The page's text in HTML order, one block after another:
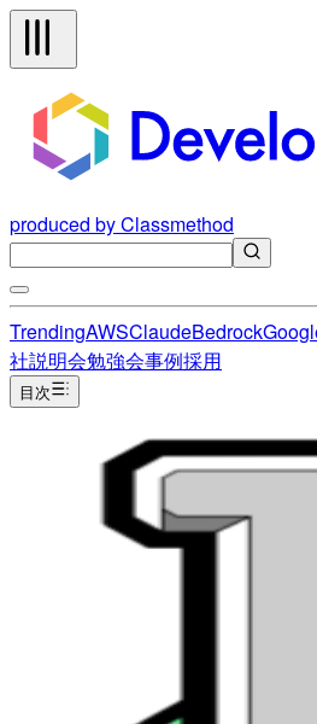
produced by Classmethod
TrendingAWSClaudeBedrock
社説明会勉強会事例採用
目次